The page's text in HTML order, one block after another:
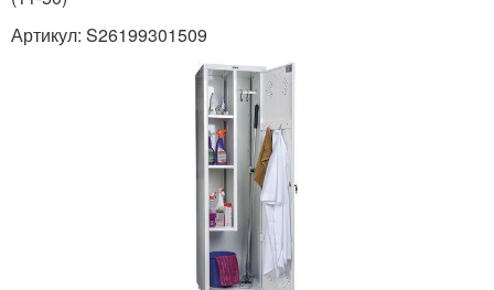
Артикул: S26199301509